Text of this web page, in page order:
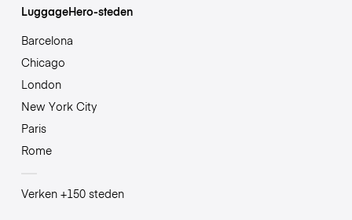
LuggageHero-steden
Barcelona
Chicago
London
New York City
Paris
Rome
Verken +150 steden